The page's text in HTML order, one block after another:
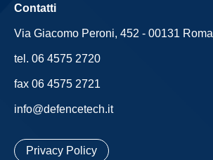
Contatti
Via Giacomo Peroni, 452 - 00131 Roma
tel. 06 4575 2720
fax 06 4575 2721
info@defencetech.it
Privacy Policy